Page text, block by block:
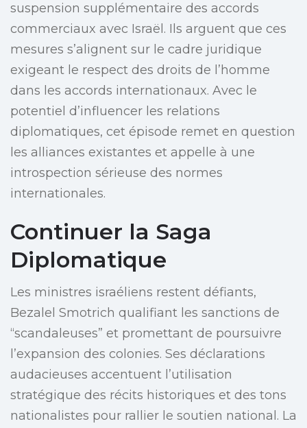
suspension supplémentaire des accords
commerciaux avec Israël. Ils arguent que ces
mesures s’alignent sur le cadre juridique
exigeant le respect des droits de l’homme
dans les accords internationaux. Avec le
potentiel d’influencer les relations
diplomatiques, cet épisode remet en question
les alliances existantes et appelle à une
introspection sérieuse des normes
internationales.
Continuer la Saga
Diplomatique
Les ministres israéliens restent défiants,
Bezalel Smotrich qualifiant les sanctions de
“scandaleuses” et promettant de poursuivre
l’expansion des colonies. Ses déclarations
audacieuses accentuent l’utilisation
stratégique des récits historiques et des tons
nationalistes pour rallier le soutien national. La